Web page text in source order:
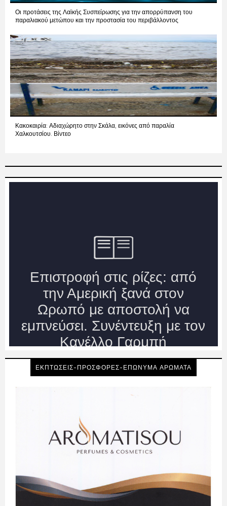
Οι προτάσεις της Λαϊκής Συσπείρωσης για την απορρύπανση του
παραλιακού μετώπου και την προστασία του περιβάλλοντος
Κακοκαιρία: Αδιαχώρητο στην Σκάλα, εικόνες από παραλία
Χαλκουτσίου. Βίντεο
ΕΚΠΤΩΣΕΙΣ-ΠΡΟΣΦΟΡΕΣ-ΕΠΩΝΥΜΑ ΑΡΩΜΑΤΑ